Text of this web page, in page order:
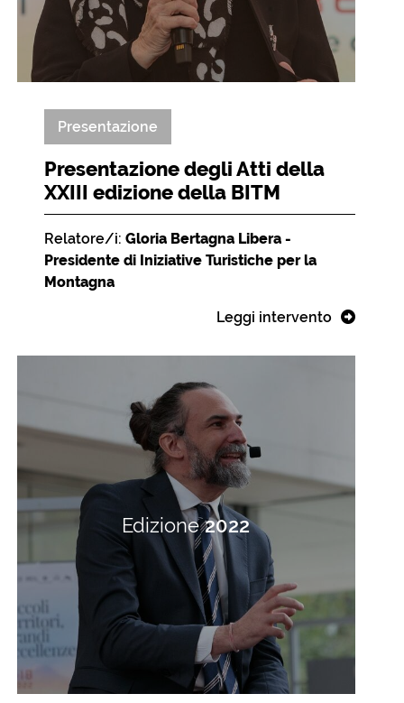
Presentazione
Presentazione degli Atti della
XXIII edizione della BITM
Relatore/i: Gloria Bertagna Libera -
Presidente di Iniziative Turistiche per la
Montagna
Leggi intervento
Edizione2022